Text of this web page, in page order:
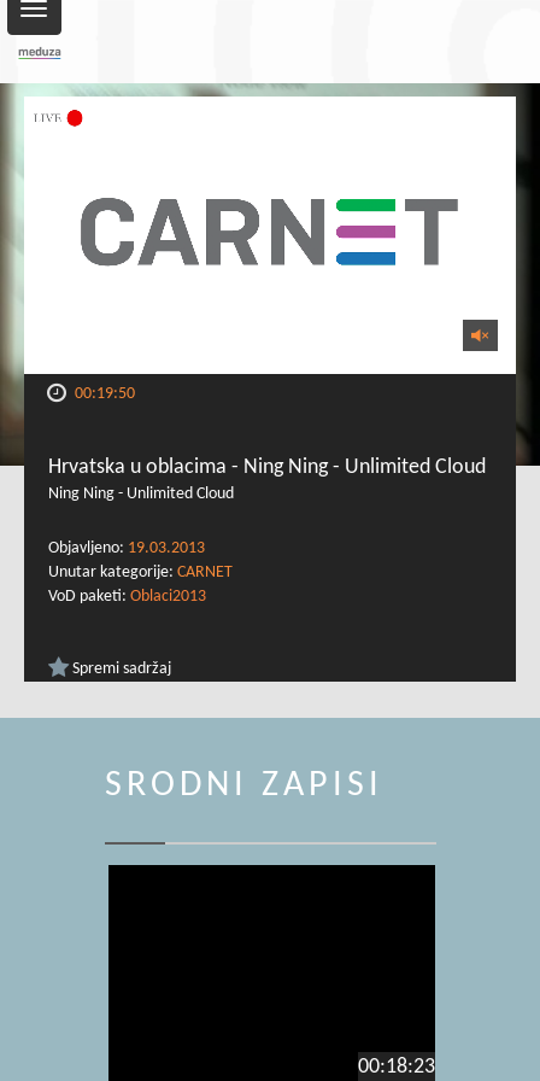
Toggle
navigation
00:19:50
Hrvatska u oblacima - Ning Ning - Unlimited Cloud
Ning Ning - Unlimited Cloud
Objavljeno: 19.03.2013
Unutar kategorije: CARNET
VoD paketi: Oblaci2013
Spremi sadržaj
SRODNI ZAPISI
00:18:23